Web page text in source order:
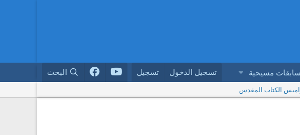
مسيحية تسجيل الدخول تسجيل البحث
الكتاب المقدس